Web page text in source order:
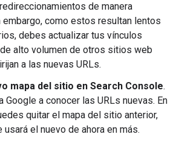
de manera
embargo, como estos resultan lentos
debes actualizar tus vínculos
alto volumen de otros sitios web
a las nuevas URLs.
mapa del sitio en Search Console.
Google a conocer las URLs nuevas. En
quitar el mapa del sitio anterior,
usará el nuevo de ahora en más.